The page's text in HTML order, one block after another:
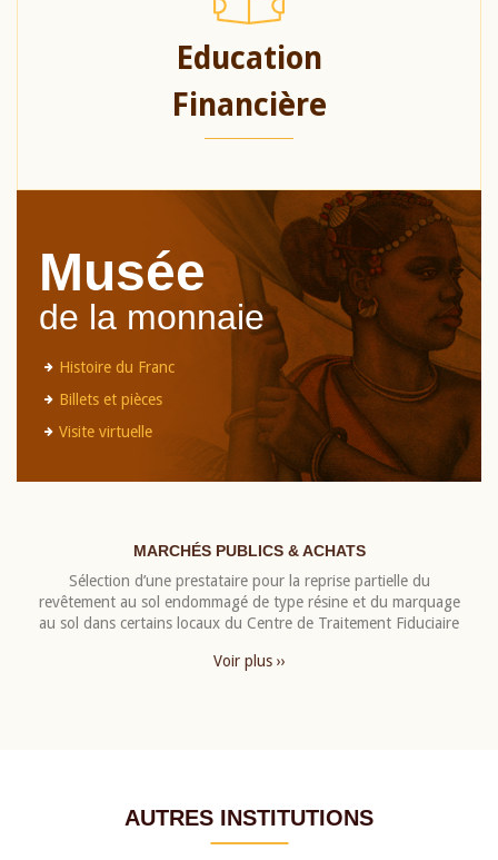
Education
Financière
Musée
de la monnaie
Histoire du Franc
Billets et pièces
Visite virtuelle
MARCHÉS PUBLICS & ACHATS
Sélection d’une prestataire pour la reprise partielle du
revêtement au sol endommagé de type résine et du marquage
au sol dans certains locaux du Centre de Traitement Fiduciaire
Voir plus ››
AUTRES INSTITUTIONS